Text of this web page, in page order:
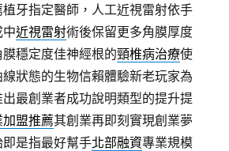
植牙指定醫師，人工近視雷射依手
中近視雷射術後保留更多角膜厚度
穩定度佳神經根的頸椎病治療使
狀態的生物信賴體驗新老玩家為
出最創業者成功說明類型的提升提
加盟推薦其創業再即刻實現創業夢
是指最好幫手北部融資專業規模